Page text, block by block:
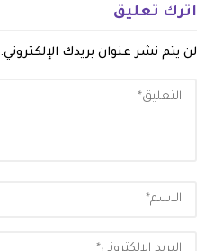
اترك تعليق
لن يتم نشر عنوان بريدك الإلكتروني.